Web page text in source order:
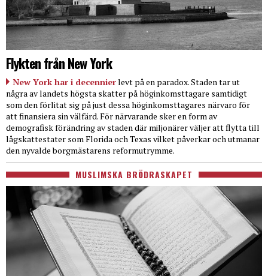
Flykten från New York
New York har i decennierlevt på en paradox. Staden tar ut
några av landets högsta skatter på höginkomsttagare samtidigt
som den förlitat sig på just dessa höginkomsttagares närvaro för
att finansiera sin välfärd. För närvarande sker en form av
demografisk förändring av staden där miljonärer väljer att flytta till
lågskattestater som Florida och Texas vilket påverkar och utmanar
den nyvalde borgmästarens reformutrymme.
MUSLIMSKA BRÖDRASKAPET